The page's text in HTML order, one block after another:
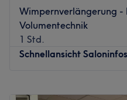
Wimpernverlängerung -
Volumentechnik
1 Std.
Schnellansicht Saloninfos